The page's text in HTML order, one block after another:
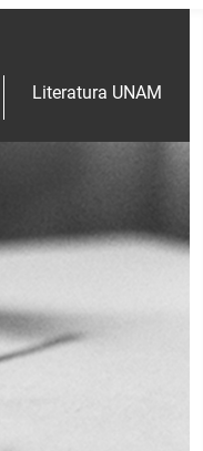
Literatura UNAM